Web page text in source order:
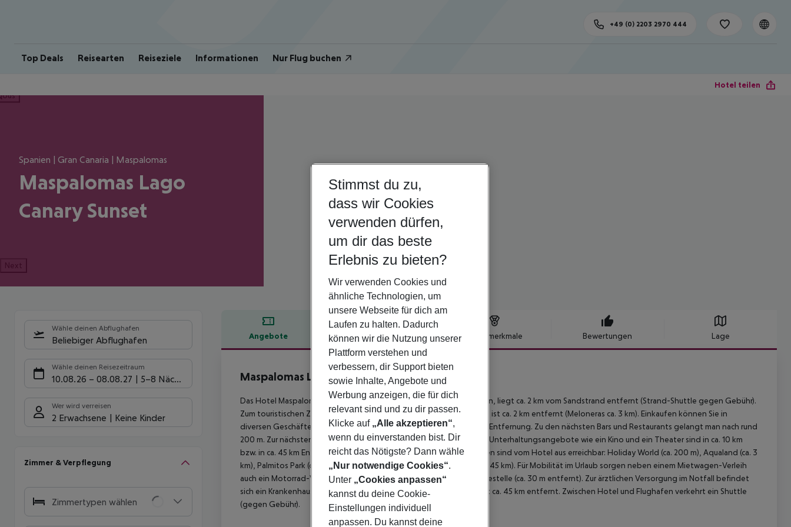
Top Deals Reisearten Reiseziele Informationen Nur Flug buchen
+49 (0) 2203 2970 444
Hotel teilen
Spanien | Gran Canaria | Maspalomas
Maspalomas Lago
Canary Sunset
Next
Wähle deinen Abflughafen
Beliebiger Abflughafen
Wähle deinen Reisezeitraum
10.08.26 – 08.08.27 5-8 Nächte
Wer wird verreisen
2 Erwachsene Keine Kinder
Zimmer & Verpflegung
Zimmertypen wählen
Angebote Hotelbeschreibung Hotelmerkmale Bewertungen Lage
Hotelbeschreibung
Maspalomas Lago Canary Sunset
Das Hotel Maspalomas Lago, beliebt speziell bei Hochzeitsreisenden, liegt ca. 2 km vom Sandstrand entfernt (Strand-Shuttle gegen Gebühr).
Zum touristischen Zentrum sind es ca. 2 km. Die Stadt Playa Del Ingles ist ca. 2 km entfernt (Meloneras ca. 3 km). Einkaufen können Sie in
diversen Geschäften sowie in einem Lebensmittelmarkt in ca. 500 m Entfernung. Zu den nächsten Bars und Restaurants gelangt man nach rund
200 m. Zur nächsten Diskothek gelangt man nach rund 1 km. Weitere Unterhaltungsangebote wie ein Kino und ein Theater sind in ca. 10 km
bzw. in ca. 45 km Entfernung zu finden. Folgende Sehenswürdigkeiten sind vom Hotel aus erreichbar: Holiday World (ca. 200 m), Aqualand (ca. 3
km), Palmitos Park (ca. 8 km), Karting (ca. 8 km) und Poema del Mar (ca. 45 km). Für Mobilität im Urlaub sorgen neben einem Mietwagen-Verleih
auch ein Motorrad-Verleih, ein Taxistand (ca. 100 m) und eine Bushaltestelle (ca. 30 m entfernt). Zur ärztlichen Versorgung im Notfall befindet
sich ein Krankenhaus in etwa 3 km Entfernung. Der Flughafen (LPA) ist ca. 45 km entfernt. Zwischen Hotel und Flughafen verkehrt ein Shuttle
(gegen Gebühr).
Stimmst du zu,
dass wir Cookies
verwenden dürfen,
um dir das beste
Erlebnis zu bieten?
Wir verwenden Cookies und
ähnliche Technologien, um
unsere Webseite für dich am
Laufen zu halten. Dadurch
können wir die Nutzung unserer
Plattform verstehen und
verbessern, dir Support bieten
sowie Inhalte, Angebote und
Werbung anzeigen, die für dich
relevant sind und zu dir passen.
Klicke auf „Alle akzeptieren“,
wenn du einverstanden bist. Dir
reicht das Nötigste? Dann wähle
„Nur notwendige Cookies“.
Unter „Cookies anpassen“
kannst du deine Cookie-
Einstellungen individuell
anpassen. Du kannst deine